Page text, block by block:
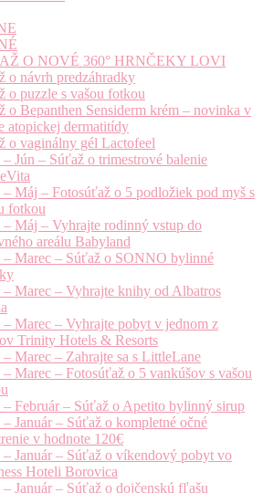
O NOVÉ 360° HRNČEKY LOVI
o návrh predzáhradky
o puzzle s vašou fotkou
o Bepanthen Sensiderm krém – novinka v
atopickej dermatitídy
o vaginálny gél Lactofeel
– Jún – Súťaž o trimestrové balenie
– Máj – Fotosúťaž o 5 podložiek pod myš s
fotkou
– Máj – Vyhrajte rodinný vstup do
areálu Babyland
– Marec – Súťaž o SONNO bylinné
– Marec – Vyhrajte knihy od Albatros
– Marec – Vyhrajte pobyt v jednom z
Trinity Hotels & Resorts
– Marec – Zahrajte sa s LittleLane
– Marec – Fotosúťaž o 5 vankúšov s vašou
– Február – Súťaž o Apetito bylinný sirup
– Január – Súťaž o kompletné očné
v hodnote 120€
– Január – Súťaž o víkendový pobyt vo
Hoteli Borovica
– Január – Súťaž o dojčenskú fľašu